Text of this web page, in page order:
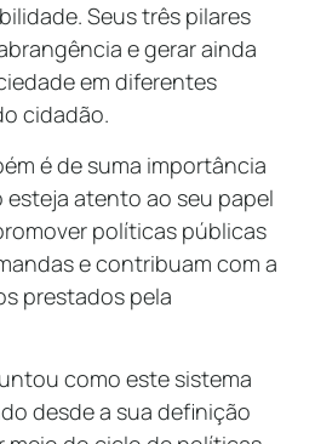
Seus três pilares
e gerar ainda
em diferentes
cidadão.
é de suma importância
atento ao seu papel
políticas públicas
e contribuam com a
prestados pela
como este sistema
desde a sua definição